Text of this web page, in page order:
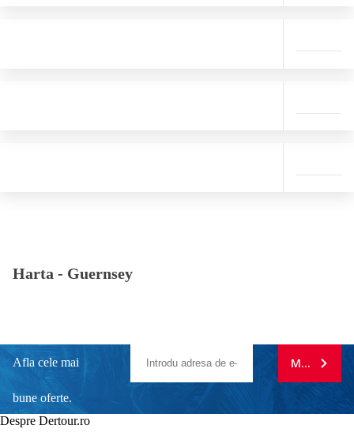
Harta - Guernsey
Afla cele mai
bune oferte.
MA
Despre Dertour.ro